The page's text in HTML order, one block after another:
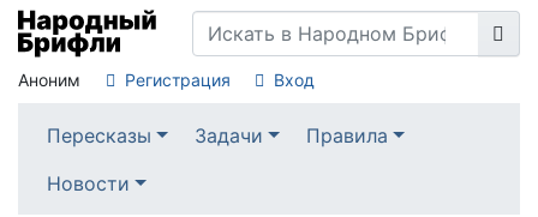
Аноним Регистрация Вход
Пересказы Задачи
Правила
Новости